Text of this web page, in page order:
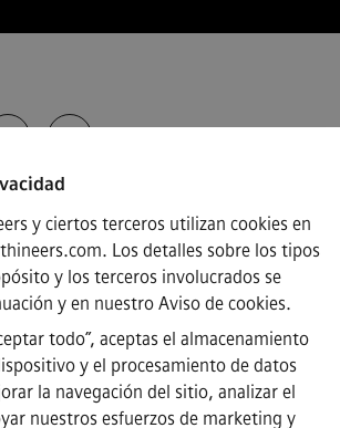
y ciertos terceros utilizan cookies en
Los detalles sobre los tipos
y los terceros involucrados se
y en nuestro Aviso de cookies.
todo”, aceptas el almacenamiento
y el procesamiento de datos
la navegación del sitio, analizar el
nuestros esfuerzos de marketing y
AG © 2026
Preguntas frecuentes
·
Información corporativa
·
Aviso de cookies
·
Términos y condiciones